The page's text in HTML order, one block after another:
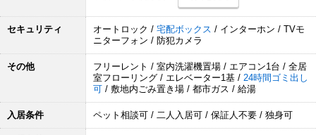
セキュリティ オートロック / 宅配ボックス / インターホン / TVモ
ニターフォン / 防犯カメラ
その他
フリーレント / 室内洗濯機置場 / エアコン1台 / 全居
室フローリング / エレベーター1基 / 24時間ゴミ出し
可 / 敷地内ごみ置き場 / 都市ガス / 給湯
入居条件 ペット相談可 / 二人入居可 / 保証人不要 / 独身可